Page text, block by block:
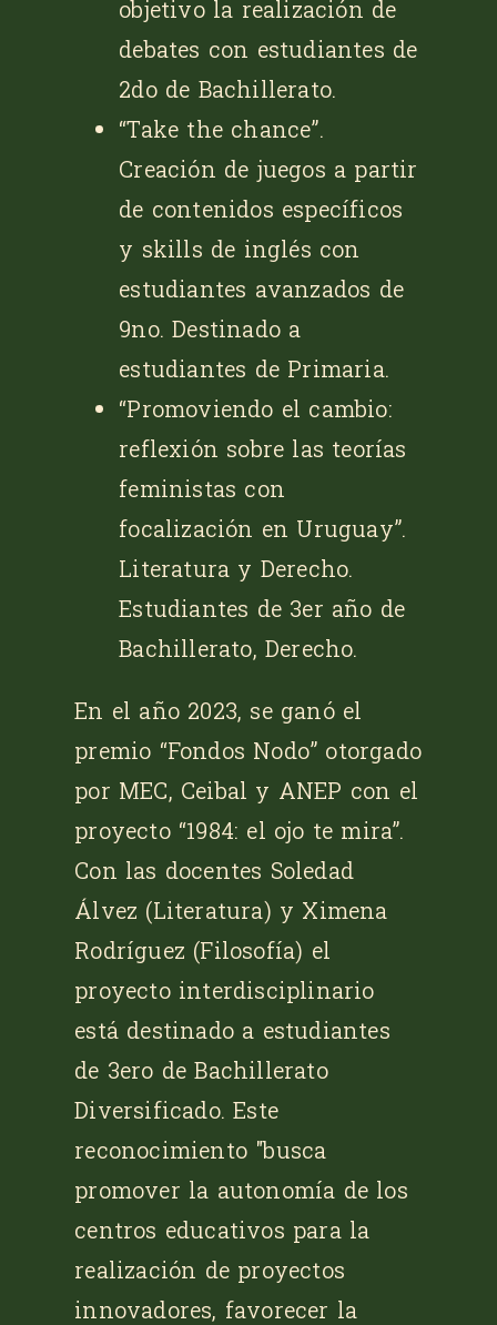
objetivo la realización de
debates con estudiantes de
2do de Bachillerato.
“Take the chance”.
Creación de juegos a partir
de contenidos específicos
y skills de inglés con
estudiantes avanzados de
9no. Destinado a
estudiantes de Primaria.
“Promoviendo el cambio:
reflexión sobre las teorías
feministas con
focalización en Uruguay”.
Literatura y Derecho.
Estudiantes de 3er año de
Bachillerato, Derecho.
En el año 2023, se ganó el
premio “Fondos Nodo” otorgado
por MEC, Ceibal y ANEP con el
proyecto “1984: el ojo te mira”.
Con las docentes Soledad
Álvez (Literatura) y Ximena
Rodríguez (Filosofía) el
proyecto interdisciplinario
está destinado a estudiantes
de 3ero de Bachillerato
Diversificado. Este
reconocimiento "busca
promover la autonomía de los
centros educativos para la
realización de proyectos
innovadores, favorecer la